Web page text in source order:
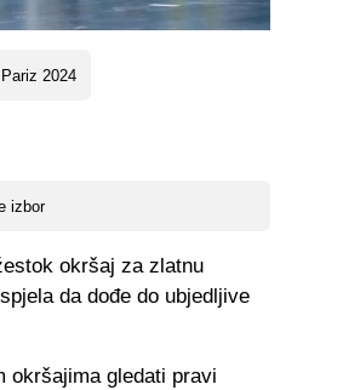
2024
izbor
okršaj za zlatnu
da dođe do ubjedljive
okršajima gledati pravi